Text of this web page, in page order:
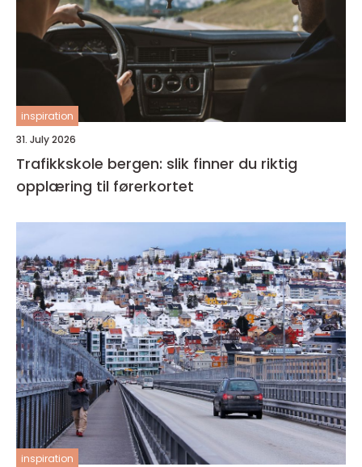
inspiration
31. July 2026
Trafikkskole bergen: slik finner du riktig
opplæring til førerkortet
inspiration